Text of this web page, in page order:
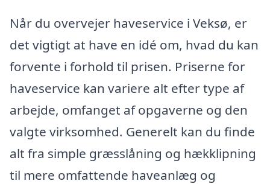
Når du overvejer haveservice i Veksø, er
det vigtigt at have en idé om, hvad du kan
forvente i forhold til prisen. Priserne for
haveservice kan variere alt efter type af
arbejde, omfanget af opgaverne og den
valgte virksomhed. Generelt kan du finde
alt fra simple græsslåning og hækklipning
til mere omfattende haveanlæg og